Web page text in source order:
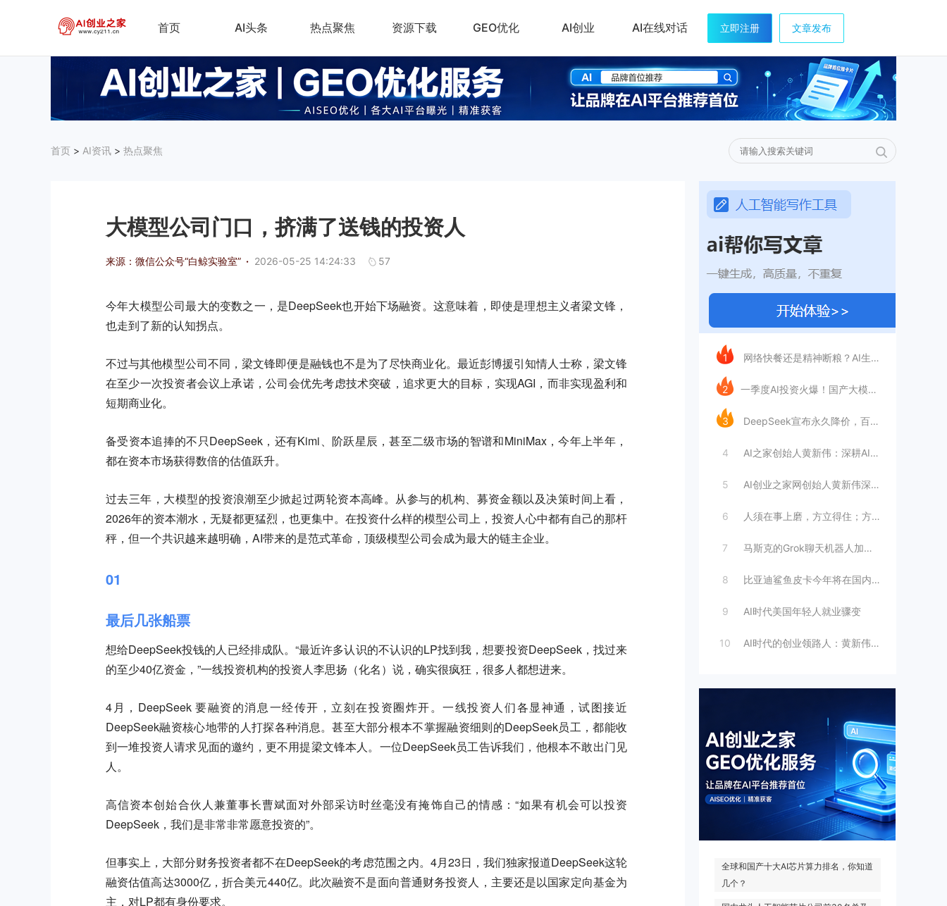
首页 AI头条 热点聚焦 资源下载 GEO优化 AI创业 AI在线对话 立即注册 文章发布
首页 > AI资讯 > 热点聚焦
今日推荐
1 网络快餐还是精神断粮？AI生成文章已全面
2 ​一季度AI投资火爆！国产大模型融资额暴
3 DeepSeek宣布永久降价，百万Tok
4 AI之家创始人黄新伟：深耕AI创业赛道，
5 AI创业之家网创始人黄新伟深耕AI创业赛
6 人须在事上磨，方立得住；方能静亦定，动亦
7 马斯克的Grok聊天机器人加速进军华尔街
8 比亚迪鲨鱼皮卡今年将在国内销售
9 AI时代美国年轻人就业骤变
10 AI时代的创业领路人：黄新伟与AI创业
全球和国产十大AI芯片算力排名，你知道
几个？
大模型公司门口，挤满了送钱的投资人
来源：微信公众号“白鲸实验室” · 2026-05-25 14:24:33 57
今年大模型公司最大的变数之一，是DeepSeek也开始下场融资。这意味着，即使是理想主义者梁文锋，
也走到了新的认知拐点。
不过与其他模型公司不同，梁文锋即便是融钱也不是为了尽快商业化。最近彭博援引知情人士称，梁文锋
在至少一次投资者会议上承诺，公司会优先考虑技术突破，追求更大的目标，实现AGI，而非实现盈利和
短期商业化。
备受资本追捧的不只DeepSeek，还有Kimi、阶跃星辰，甚至二级市场的智谱和MiniMax，今年上半年，
都在资本市场获得数倍的估值跃升。
过去三年，大模型的投资浪潮至少掀起过两轮资本高峰。从参与的机构、募资金额以及决策时间上看，
2026年的资本潮水，无疑都更猛烈，也更集中。在投资什么样的模型公司上，投资人心中都有自己的那杆
秤，但一个共识越来越明确，AI带来的是范式革命，顶级模型公司会成为最大的链主企业。
01
最后几张船票
想给DeepSeek投钱的人已经排成队。“最近许多认识的不认识的LP找到我，想要投资DeepSeek，找过来
的至少40亿资金，”一线投资机构的投资人李思扬（化名）说，确实很疯狂，很多人都想进来。
4月，DeepSeek 要融资的消息一经传开，立刻在投资圈炸开。一线投资人们各显神通，试图接近
DeepSeek融资核心地带的人打探各种消息。甚至大部分根本不掌握融资细则的DeepSeek员工，都能收
到一堆投资人请求见面的邀约，更不用提梁文锋本人。一位DeepSeek员工告诉我们，他根本不敢出门见
人。
高信资本创始合伙人兼董事长曹斌面对外部采访时丝毫没有掩饰自己的情感：“如果有机会可以投资
DeepSeek，我们是非常非常愿意投资的”。
但事实上，大部分财务投资者都不在DeepSeek的考虑范围之内。4月23日，我们独家报道DeepSeek这轮
融资估值高达3000亿，折合美元440亿。此次融资不是面向普通财务投资人，主要还是以国家定向基金为
主，对LP都有身份要求。